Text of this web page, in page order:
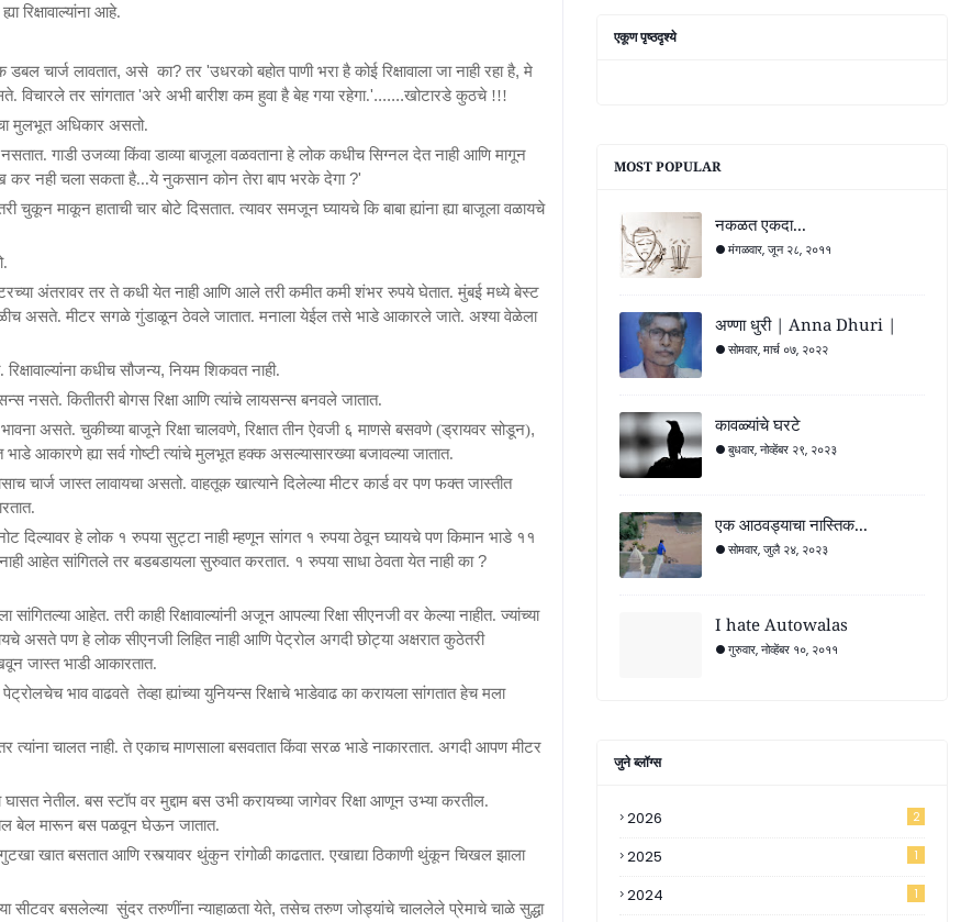
रिक्षावाल्यांना आहे.
डबल चार्ज लावतात, असे का? तर 'उधरको बहोत पाणी भरा है कोई रिक्षावाला जा नाही रहा है, मे
विचारले तर सांगतात'अरे अभी बारीश कम हुवा है बेह गया रहेगा.'.......खोटारडे कुठचे !!!
मुलभूत अधिकार असतो.
गाडी उजव्या किंवा डाव्या बाजूला वळवताना हे लोक कधीच सिग्नल देत नाही आणि मागून
कर नही चला सकता है...ये नुकसान कोन तेरा बाप भरके देगा?'
चुकून माकून हाताची चार बोटे दिसतात. त्यावर समजून घ्यायचे कि बाबा ह्यांना ह्या बाजूला वळायचे
अंतरावर तर ते कधी येत नाही आणि आले तरी कमीत कमी शंभर रुपये घेतात. मुंबई मध्ये बेस्ट
असते. मीटर सगळे गुंडाळून ठेवले जातात. मनाला येईल तसे भाडे आकारले जाते. अश्या वेळेला
कधीच सौजन्य, नियम शिकवत नाही.
नसते. कितीतरी बोगस रिक्षा आणि त्यांचे लायसन्स बनवले जातात.
भावना असते. चुकीच्या बाजूने रिक्षा चालवणे, रिक्षात तीन ऐवजी ६ माणसे बसवणे (ड्रायवर सोडून),
भाडे आकारणे ह्या सर्व गोष्टी त्यांचे मुलभूत हक्क असल्यासारख्या बजावल्या जातात.
चार्ज जास्त लावायचा असतो. वाहतूक खात्याने दिलेल्या मीटर कार्ड वर पण फक्त जास्तीत
दिल्यावर हे लोक १ रुपया सुट्टा नाही म्हणून सांगत १ रुपया ठेवून घ्यायचे पण किमान भाडे ११
आहेत सांगितले तर बडबडायला सुरुवात करतात. १ रुपया साधा ठेवता येत नाही का?
आहेत. तरी काही रिक्षावाल्यांनी अजून आपल्या रिक्षा सीएनजी वर केल्या नाहीत. ज्यांच्या
असते पण हे लोक सीएनजी लिहित नाही आणि पेट्रोल अगदी छोट्या अक्षरात कुठेतरी
जास्त भाडी आकारतात.
पेट्रोलचेच भाव वाढवते तेव्हा ह्यांच्या युनियन्स रिक्षाचे भाडेवाढ का करायला सांगतात हेच मला
त्यांना चालत नाही. ते एकाच माणसाला बसवतात किंवा सरळ भाडे नाकारतात. अगदी आपण मीटर
घासत नेतील. बस स्टॉप वर मुद्दाम बस उभी करायच्या जागेवर रिक्षा आणून उभ्या करतील.
बेल मारून बस पळवून घेऊन जातात.
खात बसतात आणि रस्त्यावर थुंकुन रांगोळी काढतात. एखाद्या ठिकाणी थुंकून चिखल झाला
सीटवर बसलेल्या सुंदर तरुणींना न्याहाळता येते, तसेच तरुण जोड्यांचे चाललेले प्रेमाचे चाळे सुद्धा
एकूण पृष्ठदृश्ये
MOST POPULAR
नकळत एकदा...
मंगळवार, जून २८, २०११
अण्णा धुरी | Anna Dhuri |
सोमवार, मार्च ०७, २०२२
कावळ्यांचे घरटे
बुधवार, नोव्हेंबर २९, २०२३
एक आठवड्याचा नास्तिक...
सोमवार, जुलै २४, २०२३
I hate Autowalas
गुरुवार, नोव्हेंबर १०, २०११
जुने ब्लॉग्स
2026 2
2025 1
2024 1